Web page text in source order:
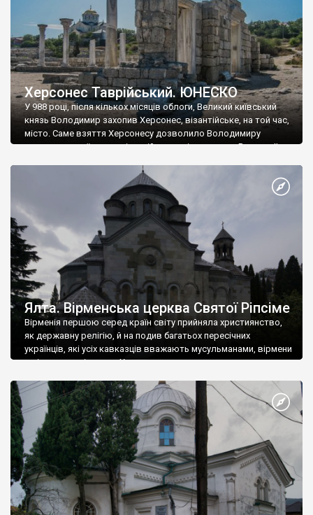
Херсонес Таврійський. ЮНЕСКО
У 988 році, після кількох місяців облоги, Великий київський
князь Володимир захопив Херсонес, візантійське, на той час,
місто. Саме взяття Херсонесу дозволило Володимиру
диктувати свої умови візантійському імператору Василю ІІ, та
Херсонесі Володимир-язичник, став Василем-християнином.
А потім було Хрещення Русі. На честь Херсонесу Таврійського
Ялта. Вірменська церква Святої Ріпсіме
Вірменія першою серед країн світу прийняла християнство,
як державну релігію, й на подив багатьох пересічних
українців, які усіх кавказців вважають мусульманами, вірмени
є відданими вірянами Христа